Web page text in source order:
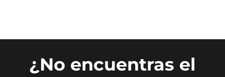
¿No encuentras el